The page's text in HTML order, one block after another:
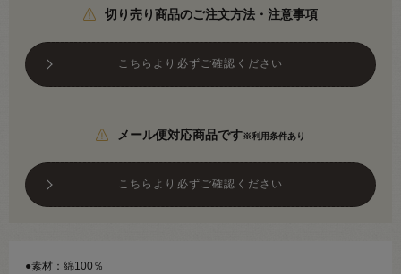
切り売り商品のご注文方法・注意事項
こちらより必ずご確認ください
メール便対応商品です※利用条件あり
こちらより必ずご確認ください
●素材：綿100％